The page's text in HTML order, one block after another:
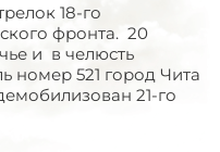
18-го
фронта. 20
и в челюсть
номер 521 город Чита
21-го